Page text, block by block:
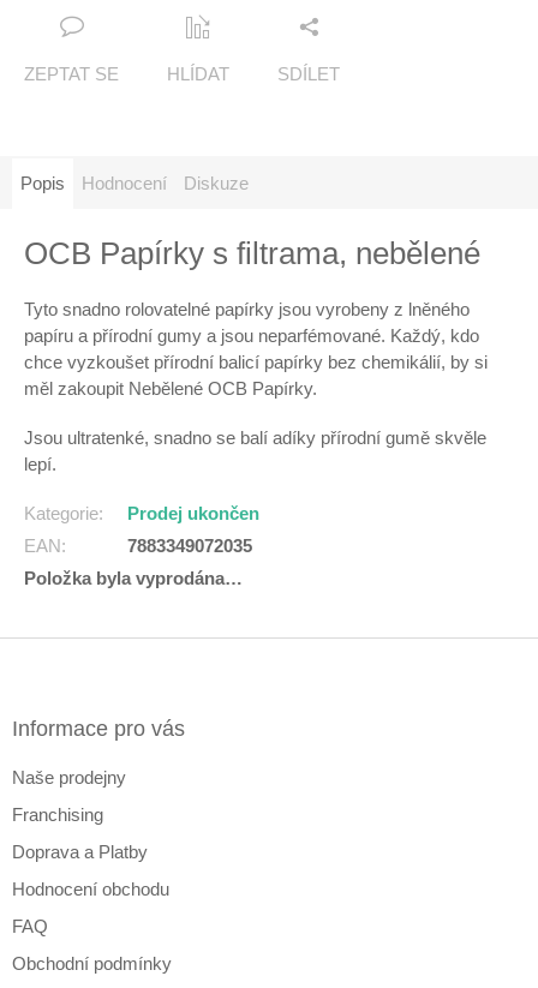
ZEPTAT SE HLÍDAT SDÍLET
Popis Hodnocení Diskuze
OCB Papírky s filtrama, nebělené
Tyto snadno rolovatelné papírky jsou vyrobeny z lněného
papíru a přírodní gumy a jsou neparfémované. Každý, kdo
chce vyzkoušet přírodní balicí papírky bez chemikálií, by si
měl zakoupit Nebělené OCB Papírky.
Jsou ultratenké, snadno se balí adíky přírodní gumě skvěle
lepí.
Kategorie:
Prodej ukončen
EAN:
7883349072035
Položka byla vyprodána…
Informace pro vás
Naše prodejny
Franchising
Doprava a Platby
Hodnocení obchodu
FAQ
Obchodní podmínky